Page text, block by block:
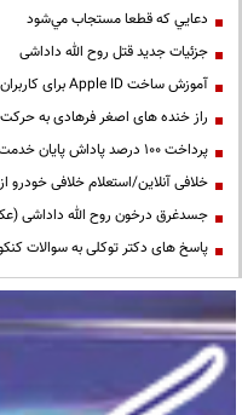
دعايي كه قطعا مستجاب مي‌شود
جزئیات جدید قتل روح الله داداشی
آموزش ساخت Apple ID برای کاربران ایرانی
راز خنده های اصغر فرهادی به
پرداخت ۱۰۰ درصد پاداش پایان خدمت فرهنگیان
خلافی آنلاین/استعلام خلافی خودرو
جسدغرق درخون روح الله داداشی
پاسخ های دکتر توکلی به سوالات